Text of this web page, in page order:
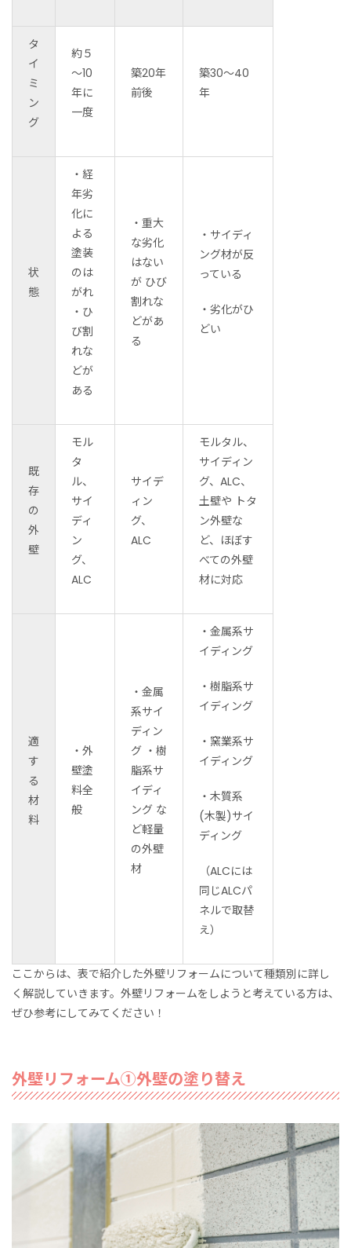
タ
イ
ミ
ン
グ
約５
～10
年に
一度
築20年
前後
築30～40
年
状
態
・経
年劣
化に
よる
塗装
のは
がれ
・ひ
び割
れな
どが
ある
・重大
な劣化
はない
が ひび
割れな
どがあ
る
・サイディ
ング材が反
っている
・劣化がひ
どい
既
存
の
外
壁
モル
タ
ル、
サイ
ディ
ン
グ、
ALC
サイデ
ィン
グ、
ALC
モルタル、
サイディン
グ、ALC、
土壁や トタ
ン外壁な
ど、ほぼす
べての外壁
材に対応
適
す
る
材
料
・外
壁塗
料全
般
・金属
系サイ
ディン
グ ・樹
脂系サ
イディ
ング な
ど軽量
の外壁
材
・金属系サ
イディング
・樹脂系サ
イディング
・窯業系サ
イディング
・木質系
(木製)サイ
ディング
（ALCには
同じALCパ
ネルで取替
え）
ここからは、表で紹介した外壁リフォームについて種類別に詳し
く解説していきます。外壁リフォームをしようと考えている方は、
ぜひ参考にしてみてください！
外壁リフォーム①外壁の塗り替え